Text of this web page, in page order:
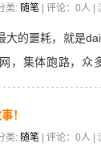
类: 随笔 | 评论：0人 |
大的噩耗，就是
，集体跑路，众
高价收币，幻想拿
！
类: 随笔 | 评论：0人 |